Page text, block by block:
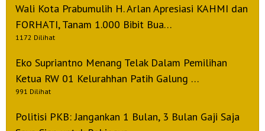
Wali Kota Prabumulih H. Arlan Apresiasi KAHMI dan
FORHATI, Tanam 1.000 Bibit Bua…
1172 Dilihat
Eko Supriantno Menang Telak Dalam Pemilihan
Ketua RW 01 Kelurahhan Patih Galung …
991 Dilihat
Politisi PKB: Jangankan 1 Bulan, 3 Bulan Gaji Saja